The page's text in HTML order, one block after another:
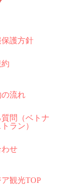
護方針
の流れ
問（ベトナ
ラン）
わせ
観光TOP